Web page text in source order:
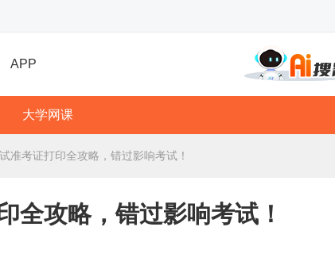
APP
大学网课
准考证打印全攻略，错过影响考试！
全攻略，错过影响考试！